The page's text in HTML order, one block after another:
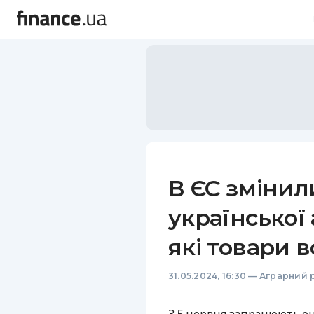
В ЄС
які товари
31.05.2024, 16:30 — Аграрний